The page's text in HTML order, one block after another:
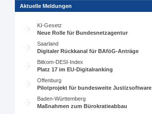
Aktuelle Meldungen
KI-Gesetz
Neue Rolle für Bundesnetzagentur
Saarland
Digitaler Rückkanal für BAföG-Anträge
Bitkom-DESI-Index
Platz 17 im EU-Digitalranking
Offenburg
Pilotprojekt für bundesweite Justizsoftware
Baden-Württemberg
Maßnahmen zum Bürokratieabbau